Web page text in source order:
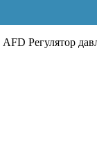
AFD Регулятор